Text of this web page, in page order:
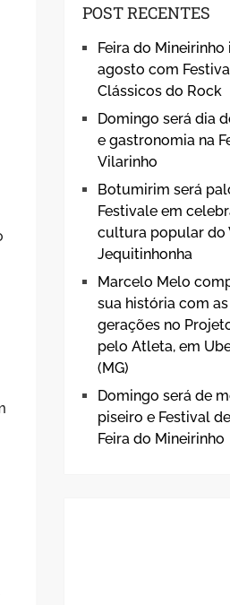
POST RECENTES
Feira do Mineirinho
agosto com
Clássicos do Rock
Domingo será dia
e gastronomia na
Vilarinho
Botumirim será
Festivale em
cultura popular do
Jequitinhonha
Marcelo Melo
sua história com
gerações no
pelo Atleta, em
(MG)
Domingo será de
piseiro e Festival
Feira do Mineirinho